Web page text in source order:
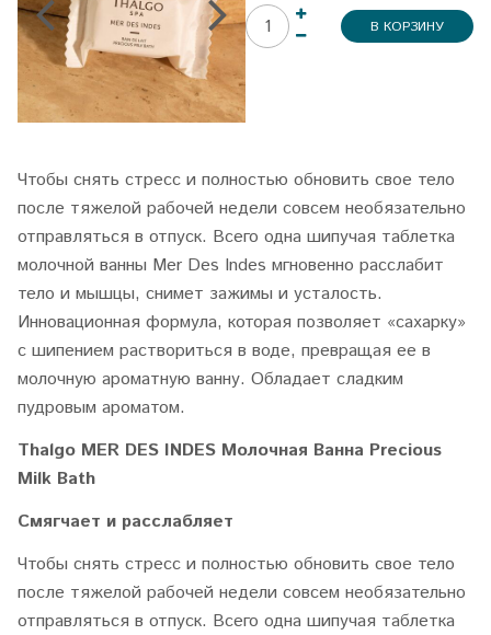
В КОРЗИНУ
Чтобы снять стресс и полностью обновить свое тело
после тяжелой рабочей недели совсем необязательно
отправляться в отпуск. Всего одна шипучая таблетка
молочной ванны Mer Des Indes мгновенно расслабит
тело и мышцы, снимет зажимы и усталость.
Инновационная формула, которая позволяет «сахарку»
с шипением раствориться в воде, превращая ее в
молочную ароматную ванну. Обладает сладким
пудровым ароматом.
Thalgo MER DES INDES Молочная Ванна Precious
Milk Bath
Смягчает и расслабляет
Чтобы снять стресс и полностью обновить свое тело
после тяжелой рабочей недели совсем необязательно
отправляться в отпуск. Всего одна шипучая таблетка